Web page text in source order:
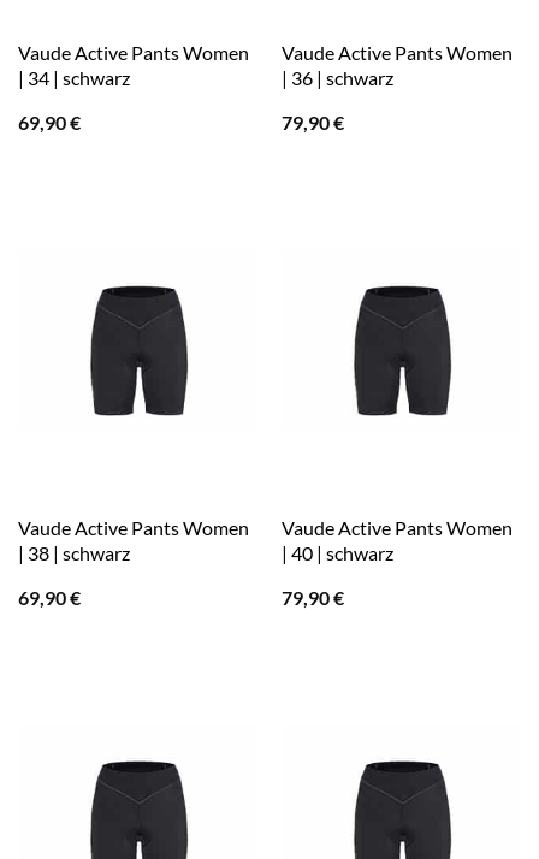
Vaude Active Pants Women
| 34 | schwarz
69,90€
Vaude Active Pants Women
| 36 | schwarz
79,90€
Vaude Active Pants Women
| 38 | schwarz
69,90€
Vaude Active Pants Women
| 40 | schwarz
79,90€